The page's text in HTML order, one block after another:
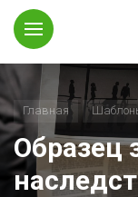
Главная
Образец